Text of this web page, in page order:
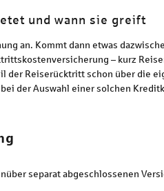
und wann sie greift
an. Kommt dann etwas
– kurz
der Reiserücktritt schon über die
der Auswahl einer solchen
separat abgeschlossenen